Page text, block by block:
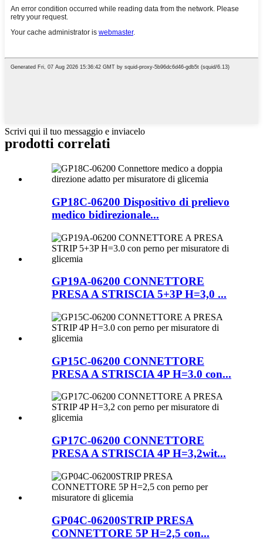
Scrivi qui il tuo messaggio e inviacelo
prodotti correlati
GP18C-06200 Dispositivo di prelievo
medico bidirezionale...
GP19A-06200 CONNETTORE
PRESA A STRISCIA 5+3P H=3,0 ...
GP15C-06200 CONNETTORE
PRESA A STRISCIA 4P H=3.0 con...
GP17C-06200 CONNETTORE
PRESA A STRISCIA 4P H=3,2wit...
GP04C-06200STRIP PRESA
CONNETTORE 5P H=2,5 con...